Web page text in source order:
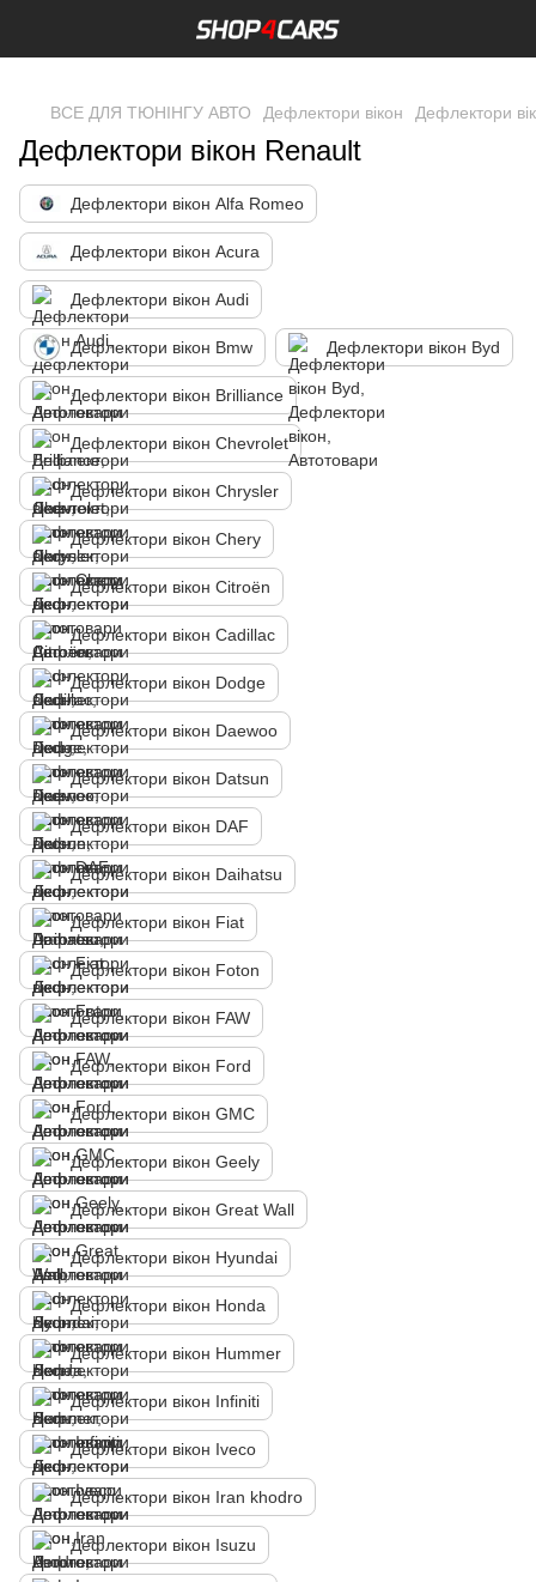
ВСЕ ДЛЯ ТЮНІНГУ АВТО Дефлектори вікон Дефлектори
Дефлектори вікон Renault
Дефлектори вікон Alfa Romeo
Дефлектори вікон Acura
Дефлектори вікон Audi
Дефлектори вікон Bmw Дефлектори вікон Byd
Дефлектори вікон Brilliance
Дефлектори вікон Chevrolet
Дефлектори вікон Chrysler
Дефлектори вікон Chery
Дефлектори вікон Citroën
Дефлектори вікон Cadillac
Дефлектори вікон Dodge
Дефлектори вікон Daewoo
Дефлектори вікон Datsun
Дефлектори вікон DAF
Дефлектори вікон Daihatsu
Дефлектори вікон Fiat
Дефлектори вікон Foton
Дефлектори вікон FAW
Дефлектори вікон Ford
Дефлектори вікон GMC
Дефлектори вікон Geely
Дефлектори вікон Great Wall
Дефлектори вікон Hyundai
Дефлектори вікон Honda
Дефлектори вікон Hummer
Дефлектори вікон Infiniti
Дефлектори вікон Iveco
Дефлектори вікон Iran khodro
Дефлектори вікон Isuzu